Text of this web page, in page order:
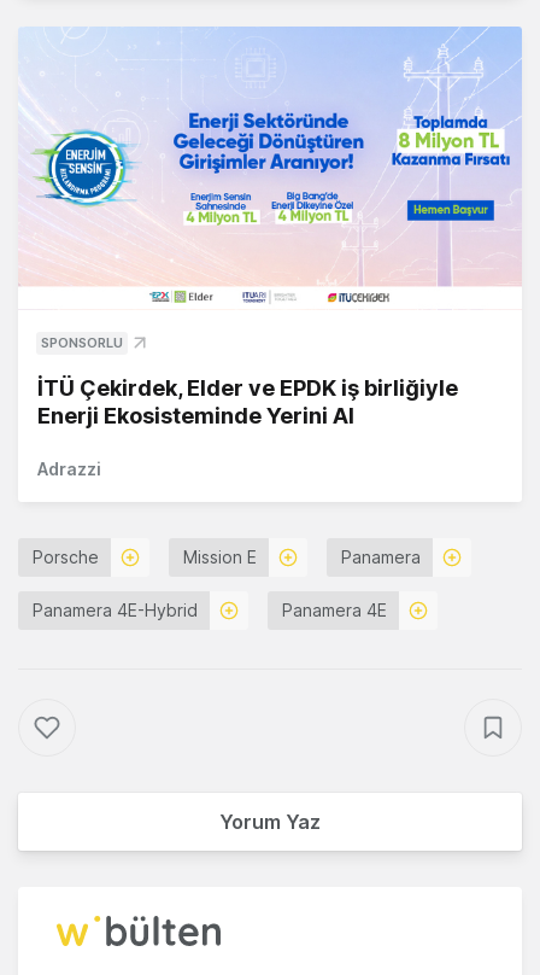
SPONSORLU
İTÜ Çekirdek, Elder ve EPDK iş birliğiyle
Enerji Ekosisteminde Yerini Al
Adrazzi
Porsche Mission E Panamera
Panamera 4E-Hybrid Panamera 4E
Yorum Yaz